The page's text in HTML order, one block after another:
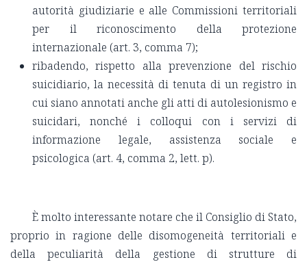
autorità giudiziarie e alle Commissioni territoriali
per il riconoscimento della protezione
internazionale (art. 3, comma 7);
ribadendo, rispetto alla prevenzione del rischio
suicidiario, la necessità di tenuta di un registro in
cui siano annotati anche gli atti di autolesionismo e
suicidari, nonché i colloqui con i servizi di
informazione legale, assistenza sociale e
psicologica (art. 4, comma 2, lett. p).
È molto interessante notare che il Consiglio di Stato,
proprio in ragione delle disomogeneità territoriali e
della peculiarità della gestione di strutture di